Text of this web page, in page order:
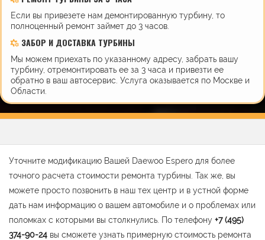
Если вы привезете нам демонтированную турбину, то
полноценный ремонт займет до 3 часов.
ЗАБОР И ДОСТАВКА ТУРБИНЫ
Мы можем приехать по указанному адресу, забрать вашу
турбину, отремонтировать ее за 3 часа и привезти ее
обратно в ваш автосервис. Услуга оказывается по Москве и
Области.
Уточните модификацию Вашей Daewoo Espero для более
точного расчета стоимости ремонта турбины. Так же, вы
можете просто позвонить в наш тех центр и в устной форме
дать нам информацию о вашем автомобиле и о проблемах или
поломках с которыми вы столкнулись. По телефону +7 (495)
374-90-24 вы сможете узнать примерную стоимость ремонта